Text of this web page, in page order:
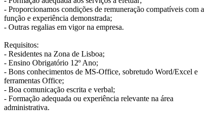
- Proporcionamos condições de remuneração compatíveis com a
função e experiência demonstrada;
- Outras regalias em vigor na empresa.
Requisitos:
- Residentes na Zona de Lisboa;
- Ensino Obrigatório 12º Ano;
- Bons conhecimentos de MS-Office, sobretudo Word/Excel e
ferramentas Office;
- Boa comunicação escrita e verbal;
- Formação adequada ou experiência relevante na área
administrativa.